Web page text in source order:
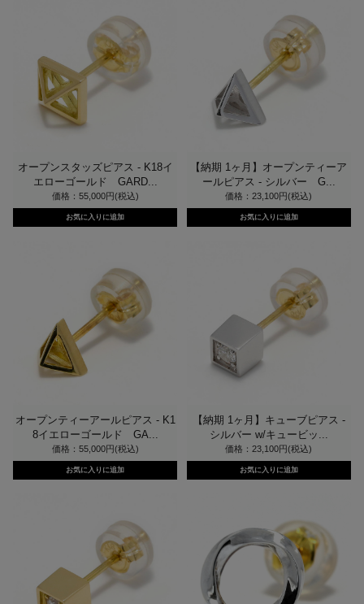
オープンスタッズピアス - K18イ
エローゴールド GARD...
価格：55,000円(税込)
【納期 1ヶ月】オープンティーア
ールピアス - シルバー G...
価格：23,100円(税込)
オープンティーアールピアス - K1
8イエローゴールド GA...
価格：55,000円(税込)
【納期 1ヶ月】キューブピアス -
シルバー w/キュービッ...
価格：23,100円(税込)